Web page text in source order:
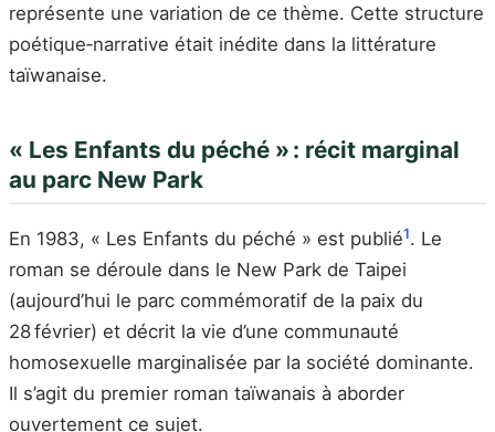
représente une variation de ce thème. Cette structure
poétique‑narrative était inédite dans la littérature
taïwanaise.
« Les Enfants du péché » : récit marginal
au parc New Park
En 1983, « Les Enfants du péché » est publié1. Le
roman se déroule dans le New Park de Taipei
(aujourd’hui le parc commémoratif de la paix du
28 février) et décrit la vie d’une communauté
homosexuelle marginalisée par la société dominante.
Il s’agit du premier roman taïwanais à aborder
ouvertement ce sujet.